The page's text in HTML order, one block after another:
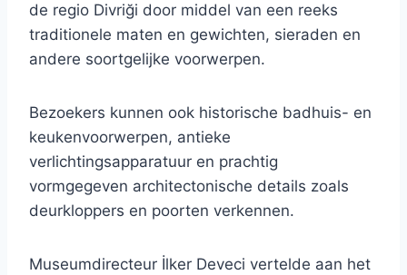
de regio Divriği door middel van een reeks
traditionele maten en gewichten, sieraden en
andere soortgelijke voorwerpen.
Bezoekers kunnen ook historische badhuis- en
keukenvoorwerpen, antieke
verlichtingsapparatuur en prachtig
vormgegeven architectonische details zoals
deurkloppers en poorten verkennen.
Museumdirecteur İlker Deveci vertelde aan het